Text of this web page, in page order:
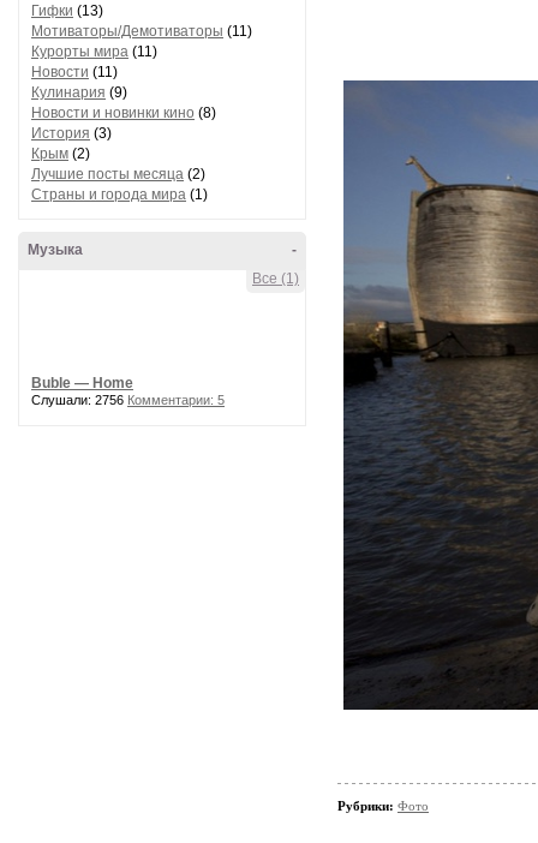
Гифки (13)
Мотиваторы/Демотиваторы (11)
Курорты мира (11)
Новости (11)
Кулинария (9)
Новости и новинки кино (8)
История (3)
Крым (2)
Лучшие посты месяца (2)
Страны и города мира (1)
-
Музыка
Все (1)
Buble — Home
Слушали: 2756 Комментарии: 5
Рубрики: Фото